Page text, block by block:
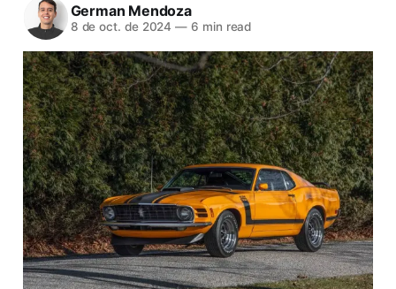
German Mendoza
8 de oct. de 2024 — 6 min read